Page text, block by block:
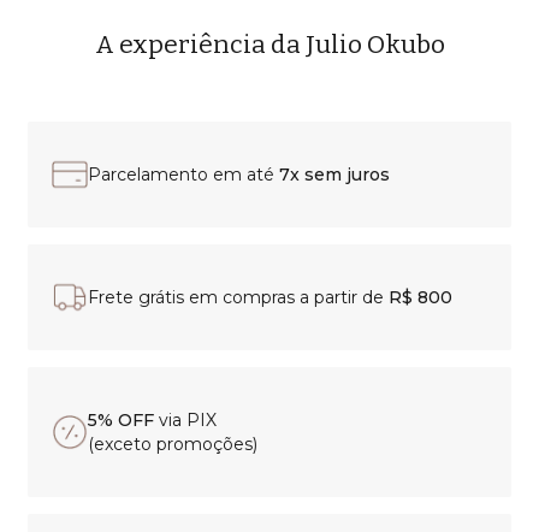
A experiência da Julio Okubo
Parcelamento em até 7x sem juros
Frete grátis em compras a partir de R$ 800
5% OFF via PIX
(exceto promoções)